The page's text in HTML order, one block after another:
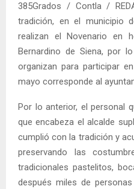
385Grados / Contla /
tradición, en el municipio
realizan el Novenario en
Bernardino de Siena, por
organizan para participar
mayo corresponde al
Por lo anterior, el personal
que encabeza el alcalde
cumplió con la tradición y
preservando las
tradicionales pastelitos,
después miles de